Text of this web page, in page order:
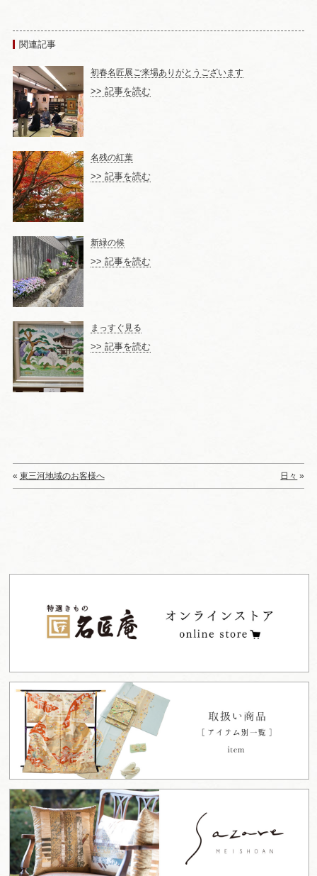
関連記事
初春名匠展ご来場ありがとうございます
>> 記事を読む
名残の紅葉
>> 記事を読む
新緑の候
>> 記事を読む
まっすぐ見る
>> 記事を読む
« 東三河地域のお客様へ 日々 »